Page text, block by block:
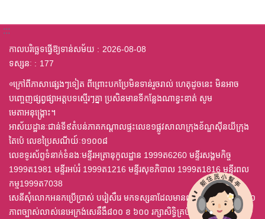
:::
កាលបរិច្ឆេទធ្វើឱ្យទាន់សម័យ
2026-08-08
ទស្សនៈ
177
◎ក្រៅពីភាសាផ្សេងៗទៀត ពីព្រោះបកប្រែមិនទាន់រួចរាល់ ហេតុដូចនេះ មិនអាច
បញ្ចេញផ្សព្វផ្សាអត្តបទស្មើរៗគ្នា ប្រសិនមានទីកន្លែងណាខ្វះខាត់ សូម
មេតាអនុង្គ្រោះ។
អាស័យដ្ឋានៈជាន់ទី៩តំបន់ភាគកណ្តាលផ្ទះលេខ១ផ្លូវសាលាក្រុងខ័ណ្ឌស៊ីនយីក្រុង
តៃប៉េ លេខប្រៃសណីយ៍ៈ១១០០៨
លេខទូរស័ព្ទទំនាក់ទំនងៈមន្ទីរអត្រានុកូលដ្ឋាន 1999ត6260 មន្ទីរសង្គមកិច្ច
1999ត1981 មន្ទីរអប់រំ 1999ត1216 មន្ទីរសុខភិបាល 1999ត1816 មន្ទីរពល
កម្ម1999ត7038
សេនីសុំលោកអនកប្រើប្រាស់ បរៀសឹរេ មកទស្សនាដែលមានពុម្ព ឈុតឦលើស ៤,០
ភាពច្បាស់លាស់នេអេក្រង់សេនឹងឹ៨០០ ខ ៦០០ រក្សាសិទ្ធិគ្រប់យ៉ាង